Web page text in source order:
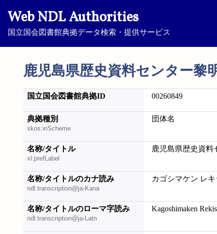
Web NDL Authorities
国立国会図書館典拠データ検索・提供サービス
鹿児島県歴史資料センター黎
国立国会図書館典拠ID 00260849
典拠種別
skos:inScheme
団体名
名称/タイトル
xl:prefLabel
鹿児島県歴史資料
名称/タイトルのカナ読み
ndl:transcription@ja-Kana
カゴシマケン レ
名称/タイトルのローマ字読み
ndl:transcription@ja-Latn
Kagoshimaken